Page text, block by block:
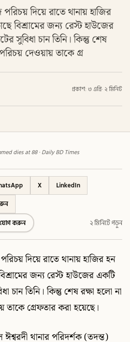
দিয়ে রাতে থানায় হাজির
বিশ্রামের জন্য রেস্ট হাউজের
সুবিধা চান তিনি। কিন্তু শেষ
দেওয়ায় তাকে গ্র
প্রকাশ: ৩ এপ্রি· ২ মিনিট
dies at 88 · Daily BD Times
X
LinkedIn
যোগ করুন
২ মিনিটে পড়ুন
দিয়ে রাতে থানায় হাজির হন
জন্য রেস্ট হাউজের একটি
চান তিনি। কিন্তু শেষ রক্ষা হলো না
তাকে গ্রেফতার করা হয়েছে।
থানার পরিদর্শক (তদন্ত)